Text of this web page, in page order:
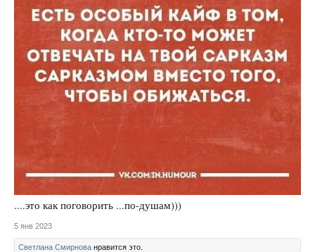
....это как поговорить ...по-душам)))
5 янв 2023
Светлана Смирнова нравится это.